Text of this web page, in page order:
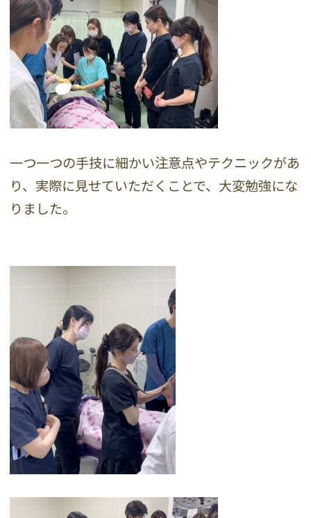
一つ一つの手技に細かい注意点やテクニックがあ
り、実際に見せていただくことで、大変勉強にな
りました。